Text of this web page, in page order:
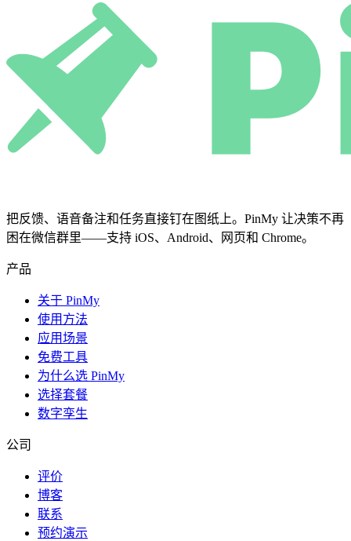
把反馈、语音备注和任务直接钉在图纸上。PinMy 让决策不再
困在微信群里——支持 iOS、Android、网页和 Chrome。
产品
关于 PinMy
使用方法
应用场景
免费工具
为什么选 PinMy
选择套餐
数字孪生
公司
评价
博客
联系
预约演示